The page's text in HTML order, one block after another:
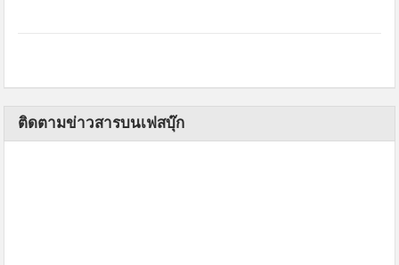
ติดตามข่าวสารบนเฟสบุ๊ก